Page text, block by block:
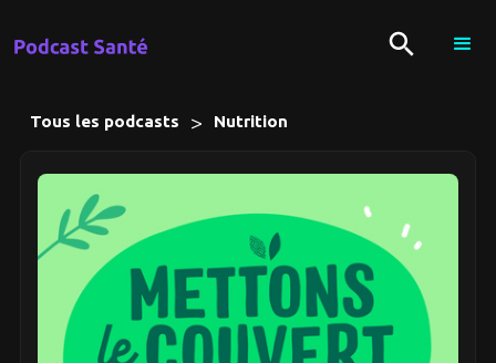
Tous les podcasts > Nutrition